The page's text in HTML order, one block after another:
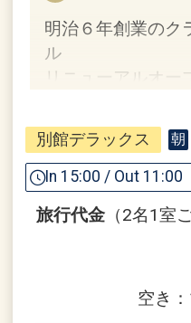
明治６年創業のク
ル
リニューアルオー
受け継がれた歴史
なひと時をお過ご
す
２泊目より１泊
別館デラックス 朝
In 15:00 / Out 11:00
旅行代金 （2名1室
空き：